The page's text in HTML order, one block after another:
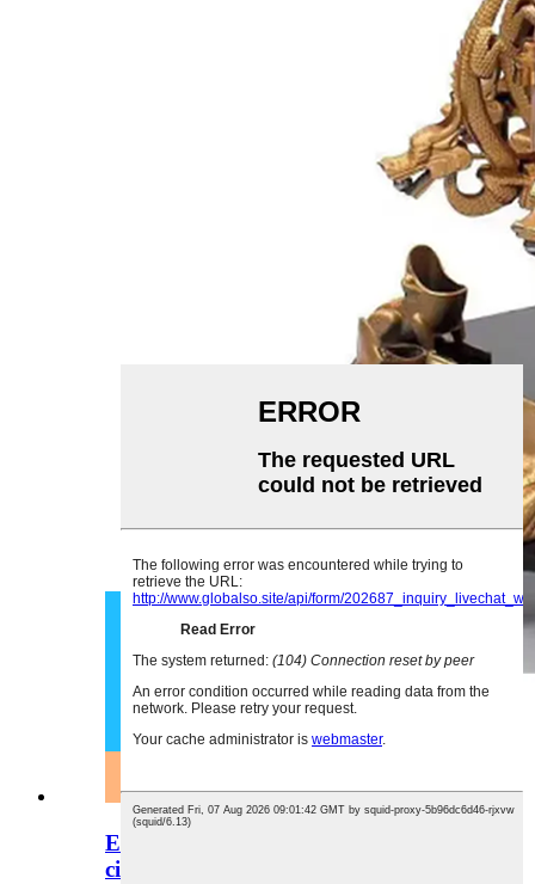
Equipament d'experimentació
científica per a l'escola primària,